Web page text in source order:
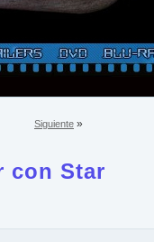
Siguiente »
con Star